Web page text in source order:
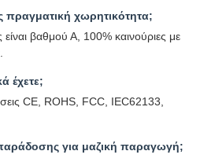
πραγματική χωρητικότητα;
βαθμού Α, 100% καινούριες με
έχετε;
CE, ROHS, FCC, IEC62133,
για μαζική παραγωγή;